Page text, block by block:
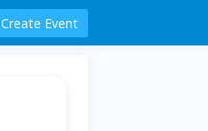
Create Event